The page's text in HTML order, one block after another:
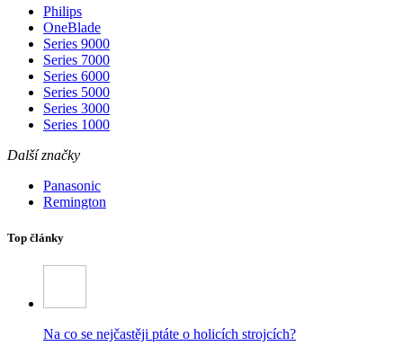
Philips
OneBlade
Series 9000
Series 7000
Series 6000
Series 5000
Series 3000
Series 1000
Další značky
Panasonic
Remington
Top články
Na co se nejčastěji ptáte o holicích strojcích?